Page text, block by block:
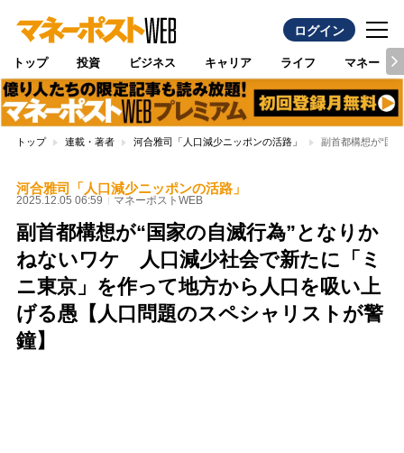
ログイン
トップ 投資 ビジネス キャリア ライフ マネー
トップ 連載・著者 河合雅司「人口減少ニッポンの活路」 副首都構想が“国
河合雅司「人口減少ニッポンの活路」
2025.12.05 06:59 マネーポストWEB
副首都構想が“国家の自滅行為”となりか
ねないワケ 人口減少社会で新たに「ミ
ニ東京」を作って地方から人口を吸い上
げる愚【人口問題のスペシャリストが警
鐘】